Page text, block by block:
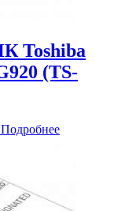
Toshiba
(TS-
цена:
Подробнее